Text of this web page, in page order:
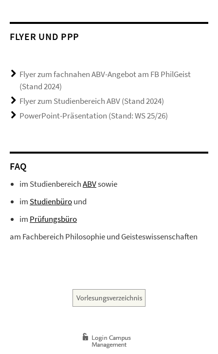
FLYER UND PPP
Flyer zum fachnahen ABV-Angebot am FB PhilGeist
(Stand 2024)
Flyer zum Studienbereich ABV (Stand 2024)
PowerPoint-Präsentation (Stand: WS 25/26)
FAQ
im StudienbereichABVsowie
im Studienbüround
im Prüfungsbüro
am Fachbereich Philosophie und Geisteswissenschaften